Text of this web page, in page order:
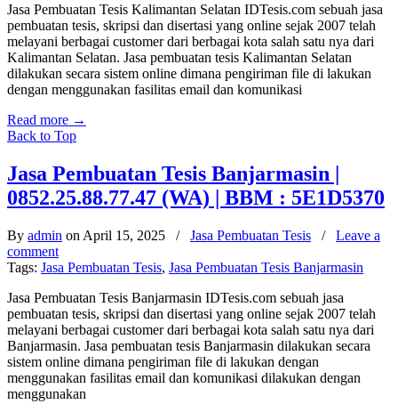
Jasa Pembuatan Tesis Kalimantan Selatan IDTesis.com sebuah jasa
pembuatan tesis, skripsi dan disertasi yang online sejak 2007 telah
melayani berbagai customer dari berbagai kota salah satu nya dari
Kalimantan Selatan. Jasa pembuatan tesis Kalimantan Selatan
dilakukan secara sistem online dimana pengiriman file di lakukan
dengan menggunakan fasilitas email dan komunikasi
Read more →
Back to Top
Jasa Pembuatan Tesis Banjarmasin |
0852.25.88.77.47 (WA) | BBM : 5E1D5370
By admin on April 15, 2025 / Jasa Pembuatan Tesis / Leave a
comment
Tags: Jasa Pembuatan Tesis, Jasa Pembuatan Tesis Banjarmasin
Jasa Pembuatan Tesis Banjarmasin IDTesis.com sebuah jasa
pembuatan tesis, skripsi dan disertasi yang online sejak 2007 telah
melayani berbagai customer dari berbagai kota salah satu nya dari
Banjarmasin. Jasa pembuatan tesis Banjarmasin dilakukan secara
sistem online dimana pengiriman file di lakukan dengan
menggunakan fasilitas email dan komunikasi dilakukan dengan
menggunakan